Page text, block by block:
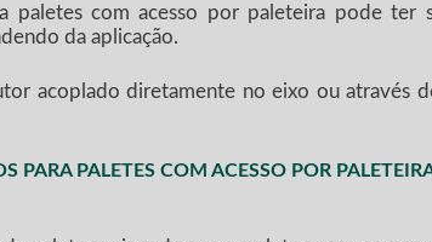
paletes com acesso por paleteira pode ter
da aplicação.
acoplado diretamente no eixo ou através
PARA PALETES COM ACESSO POR